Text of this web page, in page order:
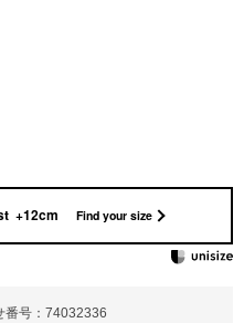
号：74032336
+12cm Find your size